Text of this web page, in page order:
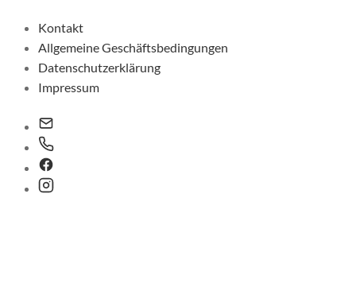
Kontakt
Allgemeine Geschäftsbedingungen
Datenschutzerklärung
Impressum